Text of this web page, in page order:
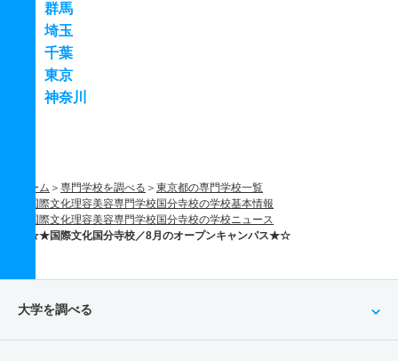
群馬
埼玉
千葉
東京
神奈川
ホーム 専門学校を調べる
東京都の専門学校一覧
国際文化理容美容専門学校国分寺校の学校基本情報
国際文化理容美容専門学校国分寺校の学校ニュース
☆★国際文化国分寺校／8月のオープンキャンパス★☆
大学を調べる